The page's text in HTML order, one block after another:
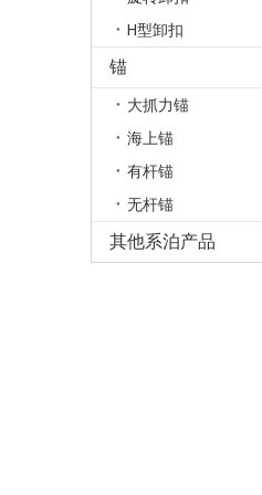
H型卸扣
锚
大抓力锚
海上锚
有杆锚
无杆锚
其他系泊产品